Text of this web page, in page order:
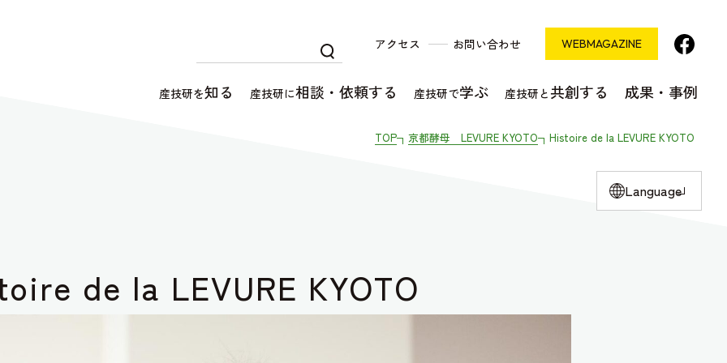
アクセス お問い合わせ WEBMAGAZINE
産技研を知る 産技研に相談・依頼する 産技研で学ぶ 産技研と 共創する 成果・事例
TOP 京都酵母 LEVURE KYOTO Histoire de la LEVURE KYOTO
Language
de la LEVURE KYOTO